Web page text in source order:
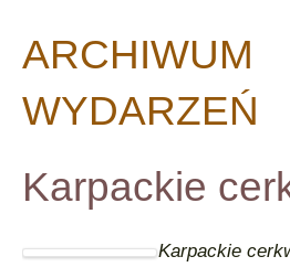
ARCHIWUM
WYDARZEŃ
Karpackie
Karpackie